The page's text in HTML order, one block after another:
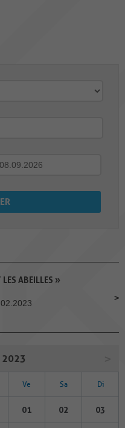
ABEILLES »
2023
Ve Sa Di
01 02 03